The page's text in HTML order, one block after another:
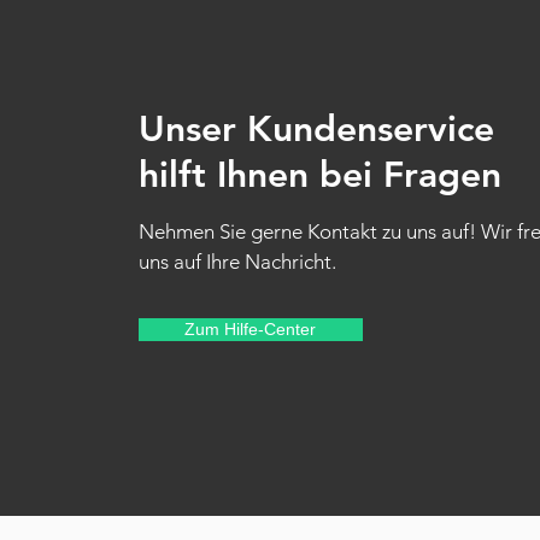
Unser Kundenservice
hilft Ihnen bei Fragen
Nehmen Sie gerne Kontakt zu uns auf! Wir
uns auf Ihre Nachricht.
Zum Hilfe-Center